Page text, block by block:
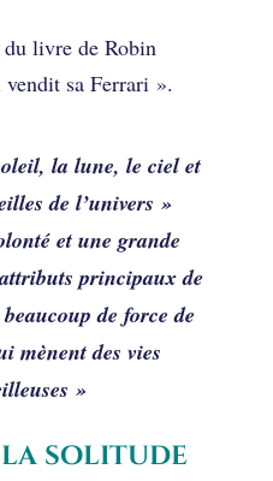
livre de Robin
sa Ferrari ».
la lune, le ciel et
de l’univers »
et une grande
principaux de
de force de
mènent des vies
»
la solitude